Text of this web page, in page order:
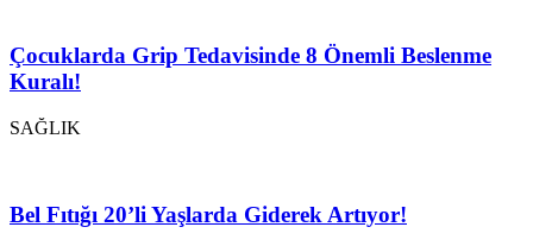
Çocuklarda Grip Tedavisinde 8 Önemli Beslenme
Kuralı!
SAĞLIK
Bel Fıtığı 20’li Yaşlarda Giderek Artıyor!